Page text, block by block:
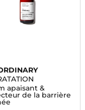
apaisant &
de la barrière